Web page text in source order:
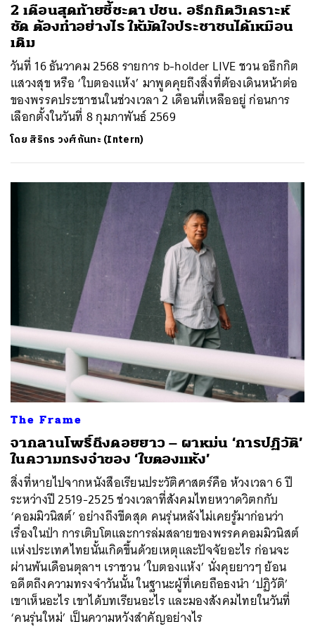
2 เดือนสุดท้ายชี้ชะตา ปชน. อธึกกิตวิเคราะห์
ชัด ต้องทำอย่างไร ให้มัดใจประชาชนได้เหมือน
เดิม
วันที่ 16 ธันวาคม 2568 รายการ b-holder LIVE ชวน อธึกกิต
แสวงสุข หรือ ‘ใบตองแห้ง’ มาพูดคุยถึงสิ่งที่ต้องเดินหน้าต่อ
ของพรรคประชาชนในช่วงเวลา 2 เดือนที่เหลืออยู่ ก่อนการ
เลือกตั้งในวันที่ 8 กุมภาพันธ์ 2569
โดย สิริกร วงศ์กันทะ (Intern)
The Frame
จากลานโพธิ์ถึงดอยยาว – ผาหม่น ‘การปฏิวัติ’
ในความทรงจำของ ‘ใบตองแห้ง’
สิ่งที่หายไปจากหนังสือเรียนประวัติศาสตร์คือ ห้วงเวลา 6 ปี
ระหว่างปี 2519-2525 ช่วงเวลาที่สังคมไทยหวาดวิตกกับ
‘คอมมิวนิสต์’ อย่างถึงขีดสุด คนรุ่นหลังไม่เคยรู้มาก่อนว่า
เรื่องในป่า การเติบโตและการล่มสลายของพรรคคอมมิวนิสต์
แห่งประเทศไทยนั้นเกิดขึ้นด้วยเหตุและปัจจัยอะไร ก่อนจะ
ผ่านพ้นเดือนตุลาฯ เราชวน ‘ใบตองแห้ง’ นั่งคุยยาวๆ ย้อน
อดีตถึงความทรงจำวันนั้น ในฐานะผู้ที่เคยถือธงนำ ‘ปฏิวัติ’
เขาเห็นอะไร เขาได้บทเรียนอะไร และมองสังคมไทยในวันที่
‘คนรุ่นใหม่’ เป็นความหวังสำคัญอย่างไร
SHARE